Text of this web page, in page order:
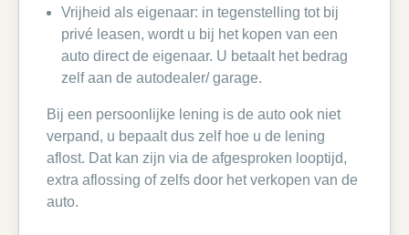
Vrijheid als eigenaar: in tegenstelling tot bij
privé leasen, wordt u bij het kopen van een
auto direct de eigenaar. U betaalt het bedrag
zelf aan de autodealer/ garage.
Bij een persoonlijke lening is de auto ook niet
verpand, u bepaalt dus zelf hoe u de lening
aflost. Dat kan zijn via de afgesproken looptijd,
extra aflossing of zelfs door het verkopen van de
auto.